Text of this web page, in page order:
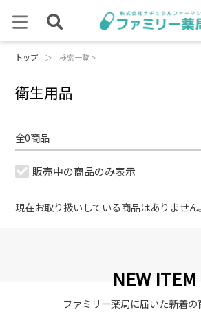
トップ ＞ 検索一覧 >
衛生用品
全0商品
販売中の商品のみ表示
現在お取り扱いしている商品はありません。
NEW ITEM
ファミリー薬局に届いた新着の